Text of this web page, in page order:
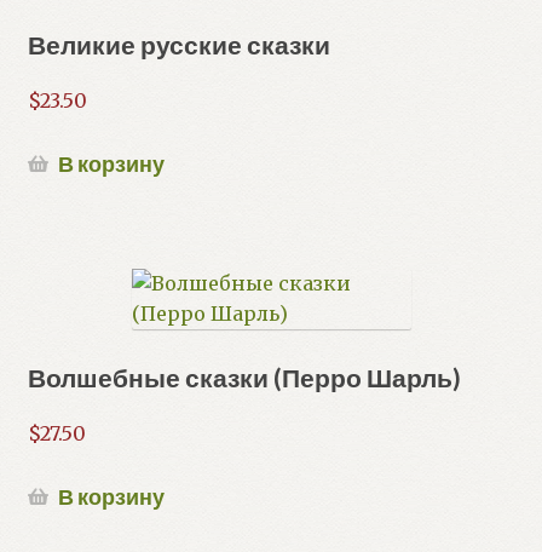
Великие русские сказки
$23.50
В корзину
Волшебные сказки (Перро Шарль)
$27.50
В корзину